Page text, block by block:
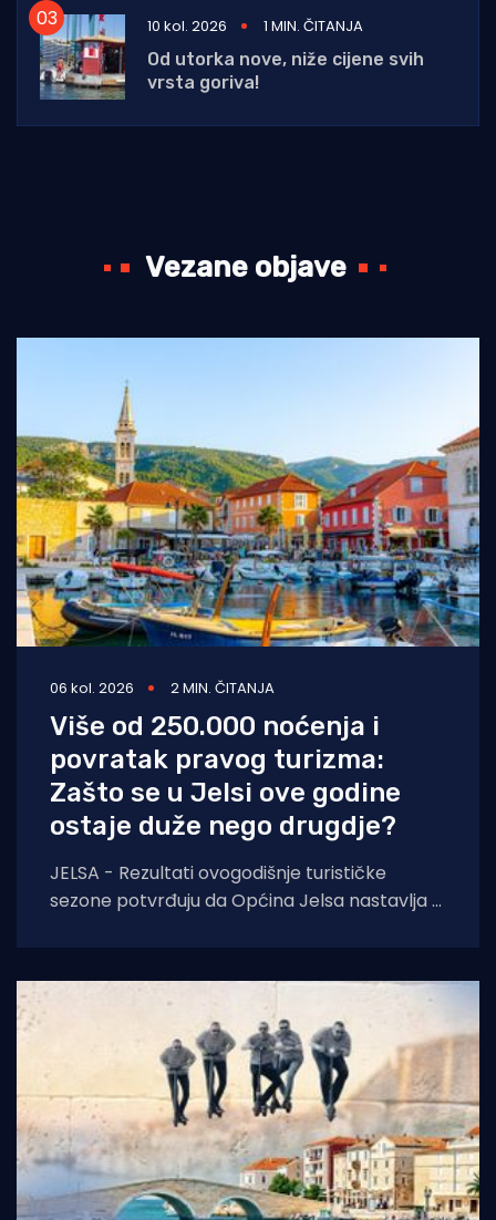
10 kol. 2026
1 MIN. ČITANJA
Od utorka nove, niže cijene svih
vrsta goriva!
Vezane objave
06 kol. 2026 2 MIN. ČITANJA
Više od 250.000 noćenja i
povratak pravog turizma:
Zašto se u Jelsi ove godine
ostaje duže nego drugdje?
JELSA - Rezultati ovogodišnje turističke
sezone potvrđuju da Općina Jelsa nastavlja u